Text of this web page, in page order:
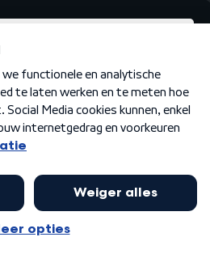
Privacybeleid